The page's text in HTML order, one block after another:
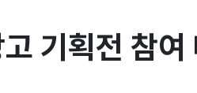
기획전 참